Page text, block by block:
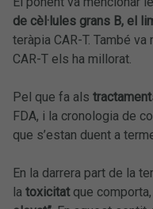
de cèl·lules grans B, el
teràpia CAR-T. També
CAR-T els ha millorat.
Pel que fa als
FDA, i la cronologia de
que s’estan duent a
En la darrera part de la
la toxicitatque